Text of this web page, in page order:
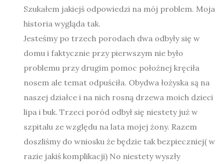
Szukałem jakiejś odpowiedzi na mój problem. Moja
historia wygląda tak.
Jesteśmy po trzech porodach dwa odbyły się w
domu i faktycznie przy pierwszym nie było
problemu przy drugim pomoc położnej kręciła
nosem ale temat odpuściła. Obydwa łożyska są na
naszej działce i na nich rosną drzewa moich dzieci
lipa i buk. Trzeci poród odbył się niestety już w
szpitalu ze względu na lata mojej żony. Razem
doszliśmy do wniosku że będzie tak bezpieczniej( w
razie jakiś komplikacji) No niestety wyszły